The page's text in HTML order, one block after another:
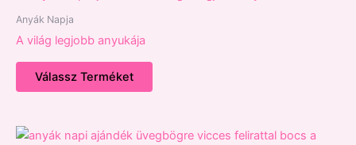
Anyák Napja
A világ legjobb anyukája
Válassz Terméket